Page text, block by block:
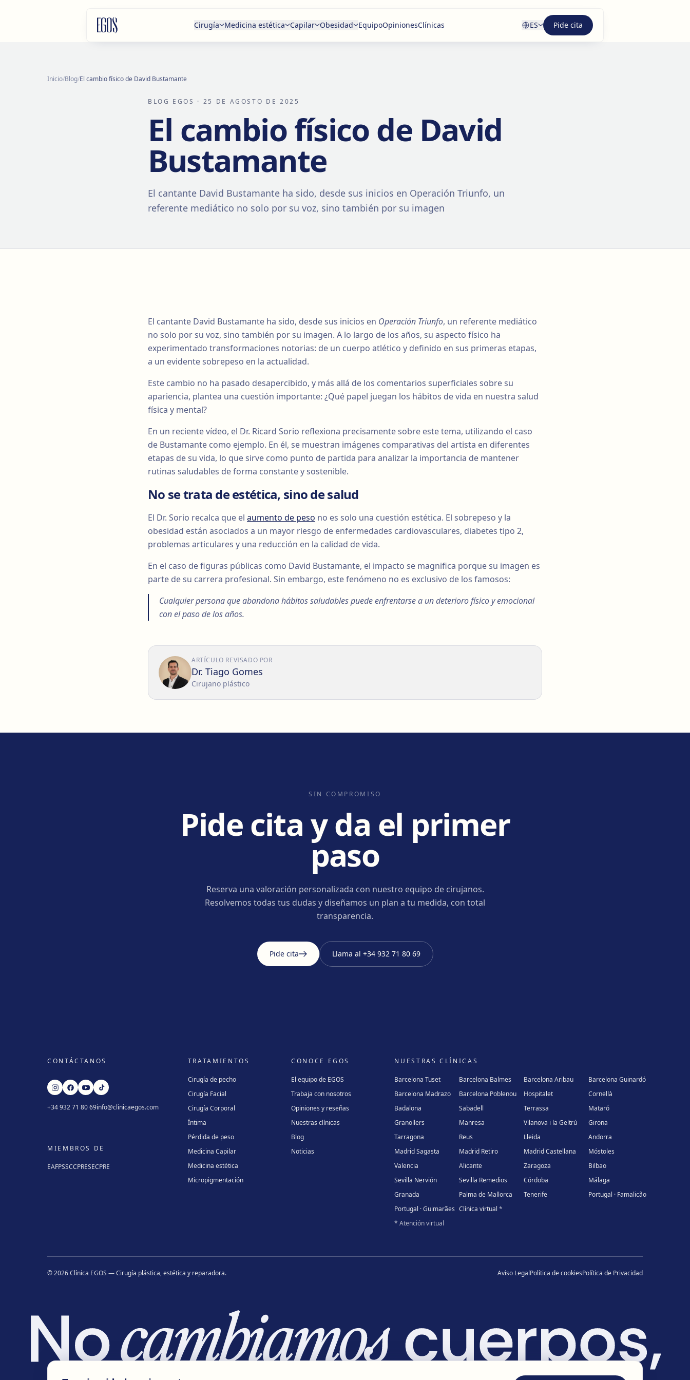
Cirugía Medicina estética Capilar Obesidad EquipoOpinionesClínicas ES Pide cita
Inicio/Blog/El cambio físico de David Bustamante
BLOG EGOS · 25 DE AGOSTO DE 2025
El cambio físico de David
Bustamante
El cantante David Bustamante ha sido, desde sus inicios en Operación Triunfo, un
referente mediático no solo por su voz, sino también por su imagen
El cantante David Bustamante ha sido, desde sus inicios en Operación Triunfo, un referente mediático
no solo por su voz, sino también por su imagen. A lo largo de los años, su aspecto físico ha
experimentado transformaciones notorias: de un cuerpo atlético y definido en sus primeras etapas,
a un evidente sobrepeso en la actualidad.
Este cambio no ha pasado desapercibido, y más allá de los comentarios superficiales sobre su
apariencia, plantea una cuestión importante: ¿Qué papel juegan los hábitos de vida en nuestra salud
física y mental?
En un reciente vídeo, el Dr. Ricard Sorio reflexiona precisamente sobre este tema, utilizando el caso
de Bustamante como ejemplo. En él, se muestran imágenes comparativas del artista en diferentes
etapas de su vida, lo que sirve como punto de partida para analizar la importancia de mantener
rutinas saludables de forma constante y sostenible.
No se trata de estética, sino de salud
El Dr. Sorio recalca que el aumento de peso no es solo una cuestión estética. El sobrepeso y la
obesidad están asociados a un mayor riesgo de enfermedades cardiovasculares, diabetes tipo 2,
problemas articulares y una reducción en la calidad de vida.
En el caso de figuras públicas como David Bustamante, el impacto se magnifica porque su imagen es
parte de su carrera profesional. Sin embargo, este fenómeno no es exclusivo de los famosos:
Cualquier persona que abandona hábitos saludables puede enfrentarse a un deterioro físico y emocional
con el paso de los años.
ARTÍCULO REVISADO POR
Dr. Tiago Gomes
Cirujano plástico
SIN COMPROMISO
Pide cita y da el primer
paso
Reserva una valoración personalizada con nuestro equipo de cirujanos.
Resolvemos todas tus dudas y diseñamos un plan a tu medida, con total
transparencia.
Pide cita Llama al +34 932 71 80 69
CONTÁCTANOS
+34 932 71 80 69info@clinicaegos.com
MIEMBROS DE
EAFPSSCCPRESECPRE
TRATAMIENTOS
Cirugía de pecho
Cirugía Facial
Cirugía Corporal
Íntima
Pérdida de peso
Medicina Capilar
Medicina estética
Micropigmentación
CONOCE EGOS
El equipo de EGOS
Trabaja con nosotros
Opiniones y reseñas
Nuestras clínicas
Blog
Noticias
NUESTRAS CLÍNICAS
Barcelona Tuset Barcelona Balmes Barcelona Aribau
Barcelona Guinardó
Barcelona Madrazo
Barcelona Poblenou Hospitalet
Cornellà
Badalona
Sabadell Terrassa
Mataró
Granollers
Manresa Vilanova i la Geltrú
Girona
Tarragona
Reus Lleida
Andorra
Madrid Sagasta
Madrid Retiro Madrid Castellana
Móstoles
Valencia
Alicante Zaragoza
Bilbao
Sevilla Nervión
Sevilla Remedios Córdoba
Málaga
Granada
Palma de Mallorca Tenerife
Portugal · Famalicão
Portugal · Guimarães Clínica virtual *
* Atención virtual
©2026Clínica EGOS — Cirugía plástica, estética y reparadora. Aviso LegalPolítica de cookiesPolítica de Privacidad